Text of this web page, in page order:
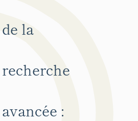
de la
recherche
avancée :